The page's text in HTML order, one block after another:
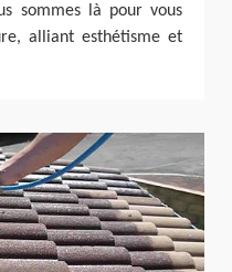
sommes là pour vous
alliant esthétisme et